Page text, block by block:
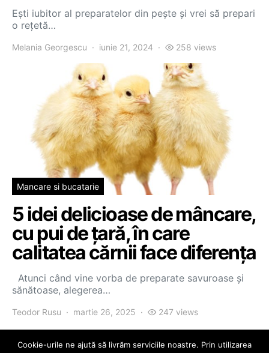
Ești iubitor al preparatelor din pește și vrei să prepari
o rețetă…
Melania Georgescu iunie 21, 2024 258 views
Mancare si bucatarie
5 idei delicioase de mâncare,
cu pui de țară, în care
calitatea cărnii face diferența
Atunci când vine vorba de preparate savuroase și
sănătoase, alegerea…
Teodor Rusu martie 26, 2025 247 views
Cookie-urile ne ajută să livrăm serviciile noastre. Prin utilizarea